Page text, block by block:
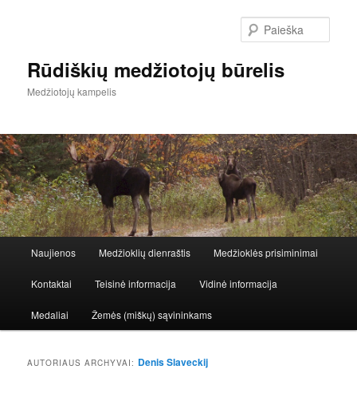
Rūdiškių medžiotojų būrelis
Medžiotojų kampelis
Eiti
į
pagrindinį
turinį
Eiti
prie
antrinio
turinio
Naujienos Medžioklių dienraštis Medžioklės prisiminimai
Kontaktai Teisinė informacija Vidinė informacija
Medaliai Žemės (miškų) sąvininkams
AUTORIAUS ARCHYVAI: Denis Slaveckij